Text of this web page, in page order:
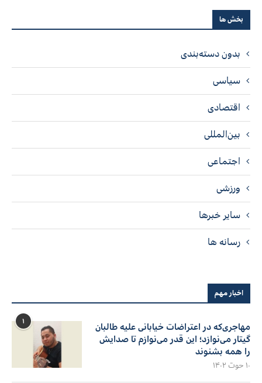
بخش ها
بدون دسته‌بندی
سیاسی
اقتصادی
بین‌المللی
اجتماعی
ورزشی
سایر خبرها
رسانه ها
اخبار مهم
۱
مهاجری‌که در اعتراضات خیابانی علیه طالبان
گیتار می‌نوازد؛ این قدر می‌نوازم تا صدایش
را همه بشنوند
۱۰ حوت ۱۴۰۲